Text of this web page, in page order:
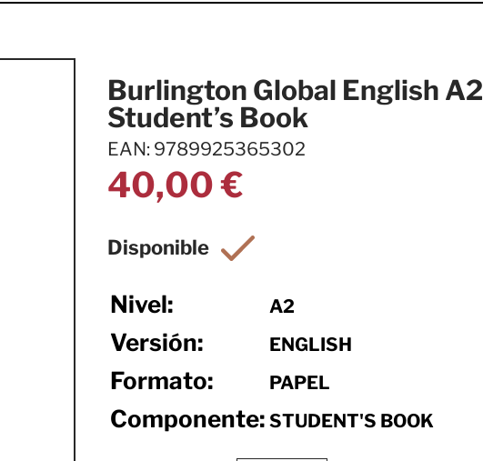
Burlington Global English A2
Student’s Book
EAN: 9789925365302
40,00€
Nivel: A2
Versión: ENGLISH
Formato: PAPEL
Componente: STUDENT'S BOOK